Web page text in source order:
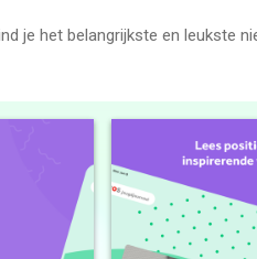
je het belangrijkste en leukste
op het laatste nieuws.
Omroep Stichting is
bevonden voor gebruikers met
het laatst vergeleken op